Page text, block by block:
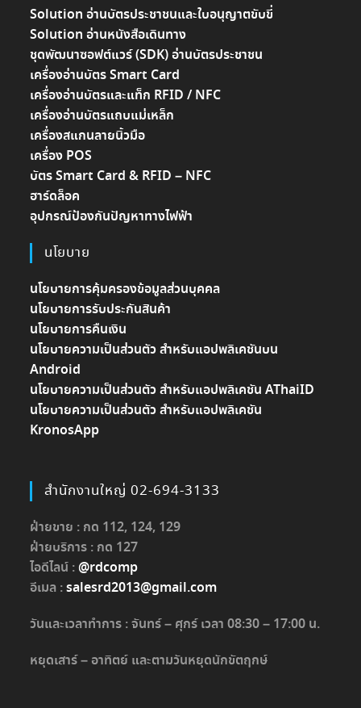
Solution อ่านบัตรประชาชนและใบอนุญาตขับขี่
Solution อ่านหนังสือเดินทาง
ชุดพัฒนาซอฟต์แวร์ (SDK) อ่านบัตรประชาชน
เครื่องอ่านบัตร Smart Card
เครื่องอ่านบัตรและแท็ก RFID / NFC
เครื่องอ่านบัตรแถบแม่เหล็ก
เครื่องสแกนลายนิ้วมือ
เครื่อง POS
บัตร Smart Card & RFID – NFC
ฮาร์ดล็อค
อุปกรณ์ป้องกันปัญหาทางไฟฟ้า
นโยบาย
นโยบายการคุ้มครองข้อมูลส่วนบุคคล
นโยบายการรับประกันสินค้า
นโยบายการคืนเงิน
นโยบายความเป็นส่วนตัว สำหรับแอปพลิเคชันบน
Android
นโยบายความเป็นส่วนตัว สำหรับแอปพลิเคชัน AThaiID
นโยบายความเป็นส่วนตัว สำหรับแอปพลิเคชัน
KronosApp
สำนักงานใหญ่ 02-694-3133
ฝ่ายขาย : กด 112, 124, 129
ฝ่ายบริการ : กด 127
ไอดีไลน์ :@rdcomp
อีเมล :salesrd2013@gmail.com
วันและเวลาทำการ : จันทร์ – ศุกร์ เวลา 08:30 – 17:00 น.
หยุดเสาร์ – อาทิตย์ และตามวันหยุดนักขัตฤกษ์